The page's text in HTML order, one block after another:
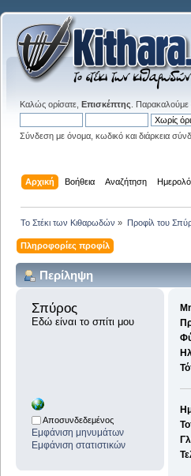
Καλώς ορίσατε, Επισκέπτης . Παρακαλούμε
Σύνδεση με όνομα, κωδικό και διάρκεια
Αρχική Βοήθεια Αναζήτηση
Το Στέκι των Κιθαρωδών » Προφίλ του
Πληροφορίες προφίλ
Περίληψη
Σπύρος
Εδώ είναι το σπίτι μου
Αποσυνδεδεμένος
Εμφάνιση μηνυμάτων
Εμφάνιση στατιστικών